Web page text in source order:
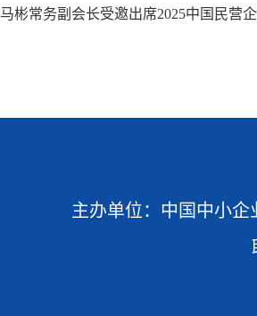
马彬常务副会长受邀出席2025中国民营
主办单位：中国中小